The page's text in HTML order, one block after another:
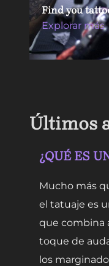
Find you
Explorar más
Últimos
¿QUÉ ES
Mucho más
el tatuaje es
que combina
toque de
los